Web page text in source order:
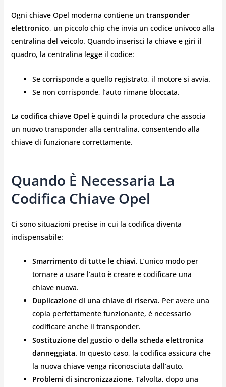
Ogni chiave Opel moderna contiene un transponder
elettronico, un piccolo chip che invia un codice univoco alla
centralina del veicolo. Quando inserisci la chiave e giri il
quadro, la centralina legge il codice:
Se corrisponde a quello registrato, il motore si avvia.
Se non corrisponde, l’auto rimane bloccata.
La codifica chiave Opel è quindi la procedura che associa
un nuovo transponder alla centralina, consentendo alla
chiave di funzionare correttamente.
Quando È Necessaria La
Codifica Chiave Opel
Ci sono situazioni precise in cui la codifica diventa
indispensabile:
Smarrimento di tutte le chiavi. L’unico modo per
tornare a usare l’auto è creare e codificare una
chiave nuova.
Duplicazione di una chiave di riserva. Per avere una
copia perfettamente funzionante, è necessario
codificare anche il transponder.
Sostituzione del guscio o della scheda elettronica
danneggiata. In questo caso, la codifica assicura che
la nuova chiave venga riconosciuta dall’auto.
Problemi di sincronizzazione. Talvolta, dopo una